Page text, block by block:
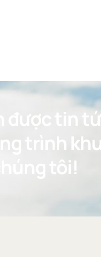
được tin
trình
tôi!